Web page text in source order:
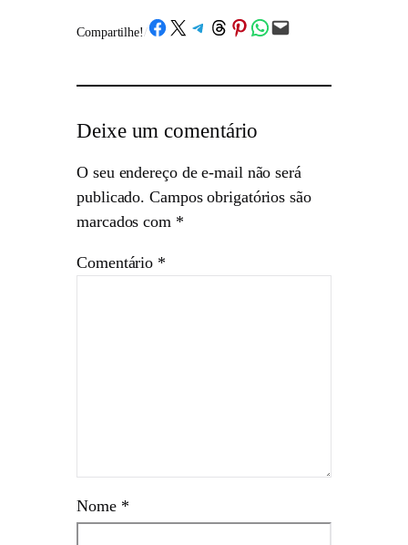
Compartilhe! /Share on Facebook
Share on X Share on Telegram
Share on Threads
Share on Pinterest
Share on WhatsApp
Email this Page
Deixe um comentário
O seu endereço de e-mail não será
publicado. Campos obrigatórios são
marcados com *
Comentário *
Nome *